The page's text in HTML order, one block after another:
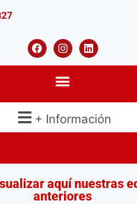
+ Información
aquí nuestras
anteriores